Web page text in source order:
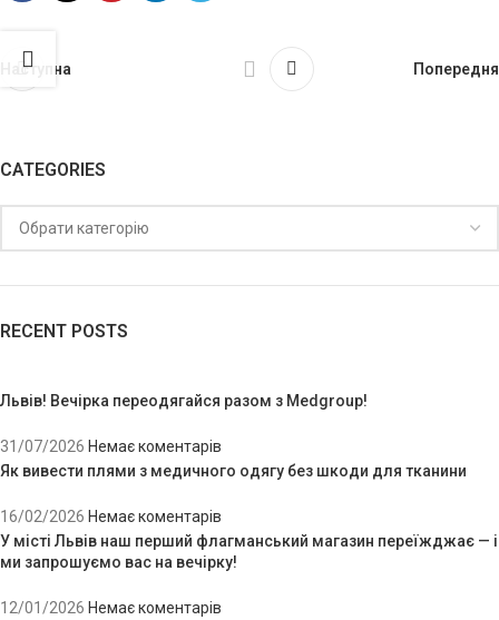
Наступна Попередня
CATEGORIES
RECENT POSTS
Львів! Вечірка переодягайся разом з Medgroup!
31/07/2026 Немає коментарів
Як вивести плями з медичного одягу без шкоди для тканини
16/02/2026 Немає коментарів
У місті Львів наш перший флагманський магазин переїжджає — і
ми запрошуємо вас на вечірку!
12/01/2026 Немає коментарів